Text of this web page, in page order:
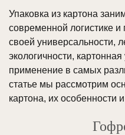
Упаковка из картона
современной логистике и
своей универсальности,
экологичности,
применение в самых
статье мы рассмотрим
картона, их особенности